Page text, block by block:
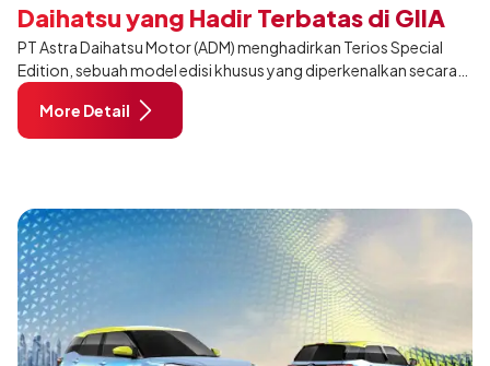
Daihatsu yang Hadir Terbatas di GIIAS
2026
PT Astra Daihatsu Motor (ADM) menghadirkan Terios Special
Edition, sebuah model edisi khusus yang diperkenalkan secara
eksklusif pada ajang Gaikindo Indonesia International Auto
Show (GIIAS) 2026 di ICE BSD City, Tangerang. Dikembangkan
dari varian Terios 1.5 X A/T, model ini menawarkan sentuhan
menjadi ciri khas Terios.
More Detail